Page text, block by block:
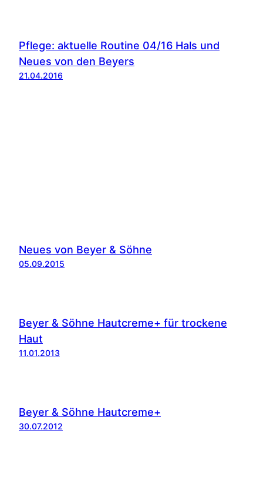
Pflege: aktuelle Routine 04/16 Hals und
Neues von den Beyers
21.04.2016
Neues von Beyer & Söhne
05.09.2015
Beyer & Söhne Hautcreme+ für trockene
Haut
11.01.2013
Beyer & Söhne Hautcreme+
30.07.2012